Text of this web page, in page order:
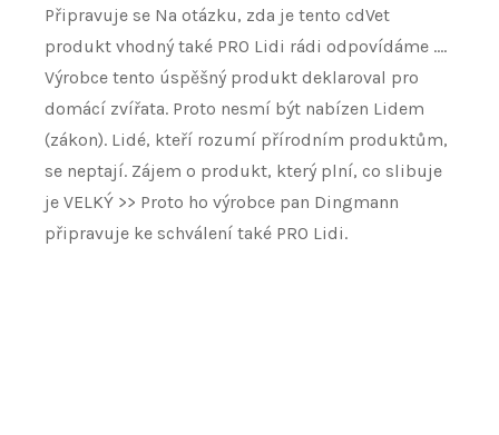
Připravuje se Na otázku, zda je tento cdVet
produkt vhodný také PRO Lidi rádi odpovídáme ….
Výrobce tento úspěšný produkt deklaroval pro
domácí zvířata. Proto nesmí být nabízen Lidem
(zákon). Lidé, kteří rozumí přírodním produktům,
se neptají. Zájem o produkt, který plní, co slibuje
je VELKÝ >> Proto ho výrobce pan Dingmann
připravuje ke schválení také PRO Lidi.